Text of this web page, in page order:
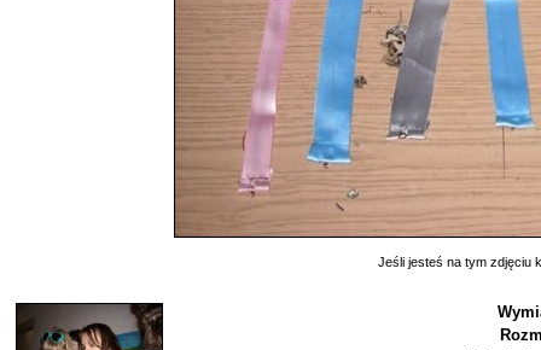
Jeśli jesteś na tym zdjęciu